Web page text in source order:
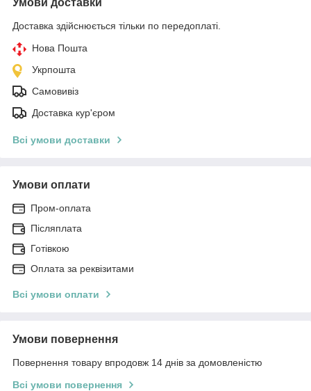
Доставка здійснюється тільки по передоплаті.
Нова Пошта
Укрпошта
Самовивіз
Доставка кур'єром
Всі умови доставки
Умови оплати
Пром-оплата
Післяплата
Готівкою
Оплата за реквізитами
Всі умови оплати
Умови повернення
Повернення товару впродовж 14 днів за домовленістю
Всі умови повернення